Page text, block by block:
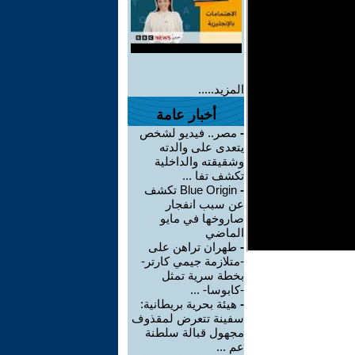
المزيد.....
أخبار عامة
- مصر.. فيديو لشخص
يتعدى على والدته
وشقيقته والداخلية
تكشف تفا ...
-
Blue Origin تكشف
عن سبب انفجار
صاروخها في مايو
الماضي
- طهران تراهن على
-متلازمة جيمي كارتر-
بخطة سرية تمثل
-كابوسا- ...
- هيئة بحرية بريطانية:
سفينة تتعرض لمقذوف
مجهول قبالة سلطنة
عم ...